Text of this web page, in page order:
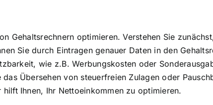
Gehaltsrechnern optimieren. Verstehen Sie
Sie durch Eintragen genauer Daten in den
wie z.B. Werbungskosten oder
Übersehen von steuerfreien Zulagen oder
Ihnen, Ihr Nettoeinkommen zu optimieren.